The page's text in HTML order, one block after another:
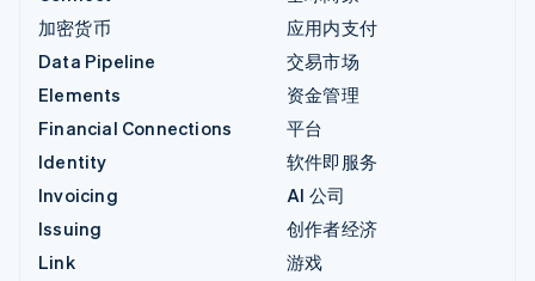
加密货币
Data Pipeline
Elements
Financial Connections
Identity
Invoicing
Issuing
Link
应用内支付
交易市场
资金管理
平台
软件即服务
AI 公司
创作者经济
游戏